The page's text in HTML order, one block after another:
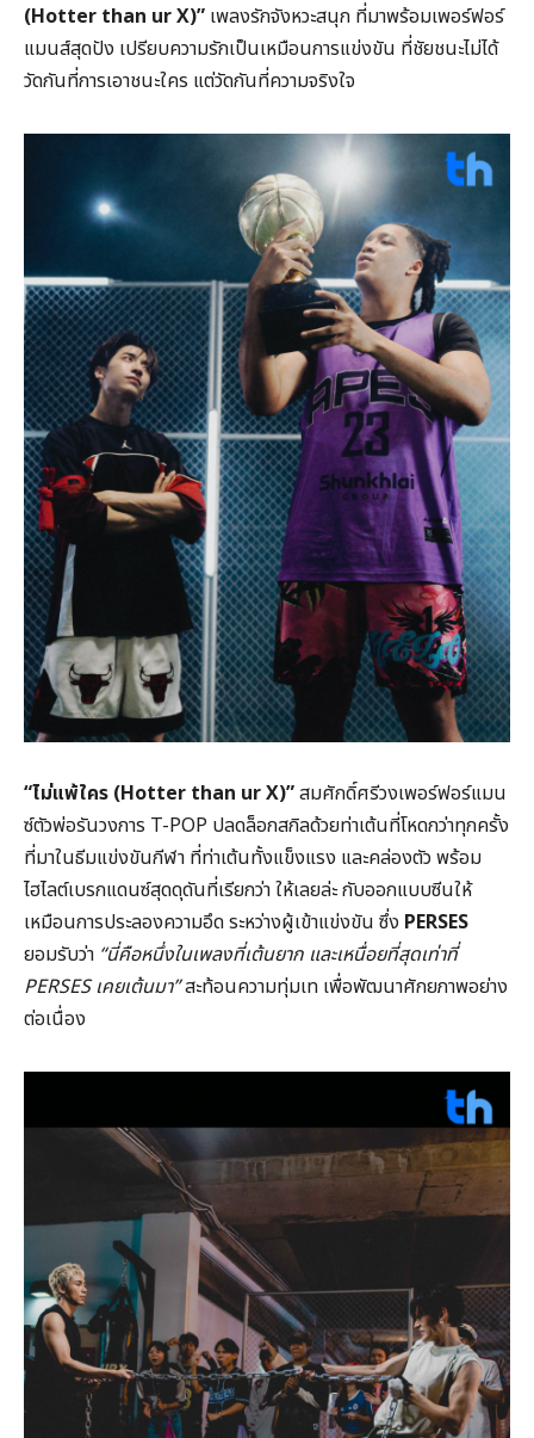
(Hotter than ur X)” เพลงรักจังหวะสนุก ที่มาพร้อมเพอร์ฟอร์
แมนส์สุดปัง เปรียบความรักเป็นเหมือนการแข่งขัน ที่ชัยชนะไม่ได้
วัดกันที่การเอาชนะใคร แต่วัดกันที่ความจริงใจ
“ไม่แพ้ใคร (Hotter than ur X)”สมศักดิ์ศรีวงเพอร์ฟอร์แมน
ซ์ตัวพ่อรันวงการ T-POP ปลดล็อกสกิลด้วยท่าเต้นที่โหดกว่าทุกครั้ง
ที่มาในธีมแข่งขันกีฬา ที่ท่าเต้นทั้งแข็งแรง และคล่องตัว พร้อม
ไฮไลต์เบรกแดนซ์สุดดุดันที่เรียกว่า ให้เลยล่ะ กับออกแบบซีนให้
เหมือนการประลองความอึด ระหว่างผู้เข้าแข่งขัน ซึ่ง PERSES
ยอมรับว่า “นี่คือหนึ่งในเพลงที่เต้นยาก และเหนื่อยที่สุดเท่าที่
PERSESเคยเต้นมา”สะท้อนความทุ่มเท เพื่อพัฒนาศักยภาพอย่าง
ต่อเนื่อง